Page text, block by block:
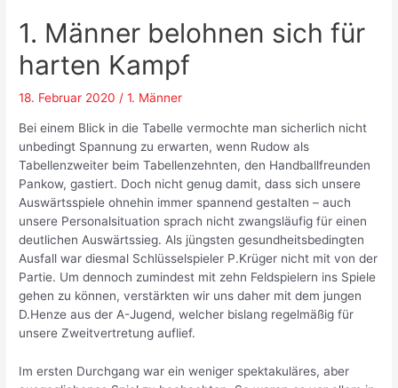
1. Männer belohnen sich für
harten Kampf
18. Februar 2020 /1. Männer
Bei einem Blick in die Tabelle vermochte man sicherlich nicht
unbedingt Spannung zu erwarten, wenn Rudow als
Tabellenzweiter beim Tabellenzehnten, den Handballfreunden
Pankow, gastiert. Doch nicht genug damit, dass sich unsere
Auswärtsspiele ohnehin immer spannend gestalten – auch
unsere Personalsituation sprach nicht zwangsläufig für einen
deutlichen Auswärtssieg. Als jüngsten gesundheitsbedingten
Ausfall war diesmal Schlüsselspieler P.Krüger nicht mit von der
Partie. Um dennoch zumindest mit zehn Feldspielern ins Spiele
gehen zu können, verstärkten wir uns daher mit dem jungen
D.Henze aus der A-Jugend, welcher bislang regelmäßig für
unsere Zweitvertretung auflief.
Im ersten Durchgang war ein weniger spektakuläres, aber